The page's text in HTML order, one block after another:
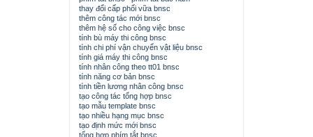
thay đổi cấp phối vữa bnsc
thêm công tác mới bnsc
thêm hệ số cho công việc bnsc
tính bù máy thi công bnsc
tính chi phí vận chuyển vật liệu bnsc
tính giá máy thi công bnsc
tính nhân công theo tt01 bnsc
tính năng cơ bản bnsc
tính tiền lương nhân công bnsc
tạo công tác tổng hợp bnsc
tạo mẫu template bnsc
tạo nhiều hạng mục bnsc
tạo định mức mới bnsc
tổng hợp phím tắt bnsc